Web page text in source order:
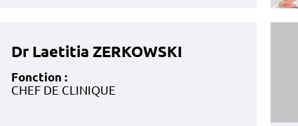
Dr Laetitia ZERKOWSKI
Fonction :
CHEF DE CLINIQUE